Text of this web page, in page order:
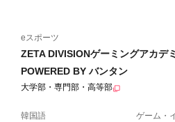
eスポーツ
ZETA DIVISIONゲーミングアカデ
POWERED BY バンタン
大学部・専門部・高等部
韓国語 ゲーム・